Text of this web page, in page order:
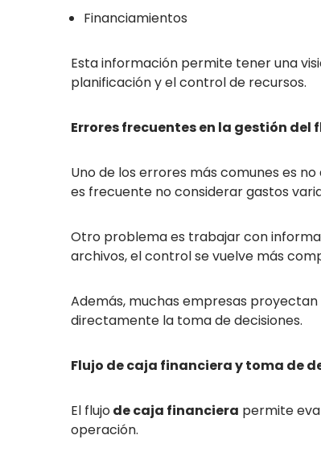
Financiamientos
Esta información permite tener una
planificación y el control de recursos.
Errores frecuentes en la gestión del
Uno de los errores más comunes es
es frecuente no considerar gastos
Otro problema es trabajar con
archivos, el control se vuelve más
Además, muchas empresas
directamente la toma de decisiones.
Flujo de caja financiera y toma de
El flujode caja financiera permite
operación.